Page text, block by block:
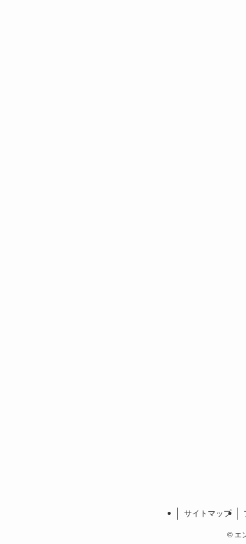
サイトマップ
©エ